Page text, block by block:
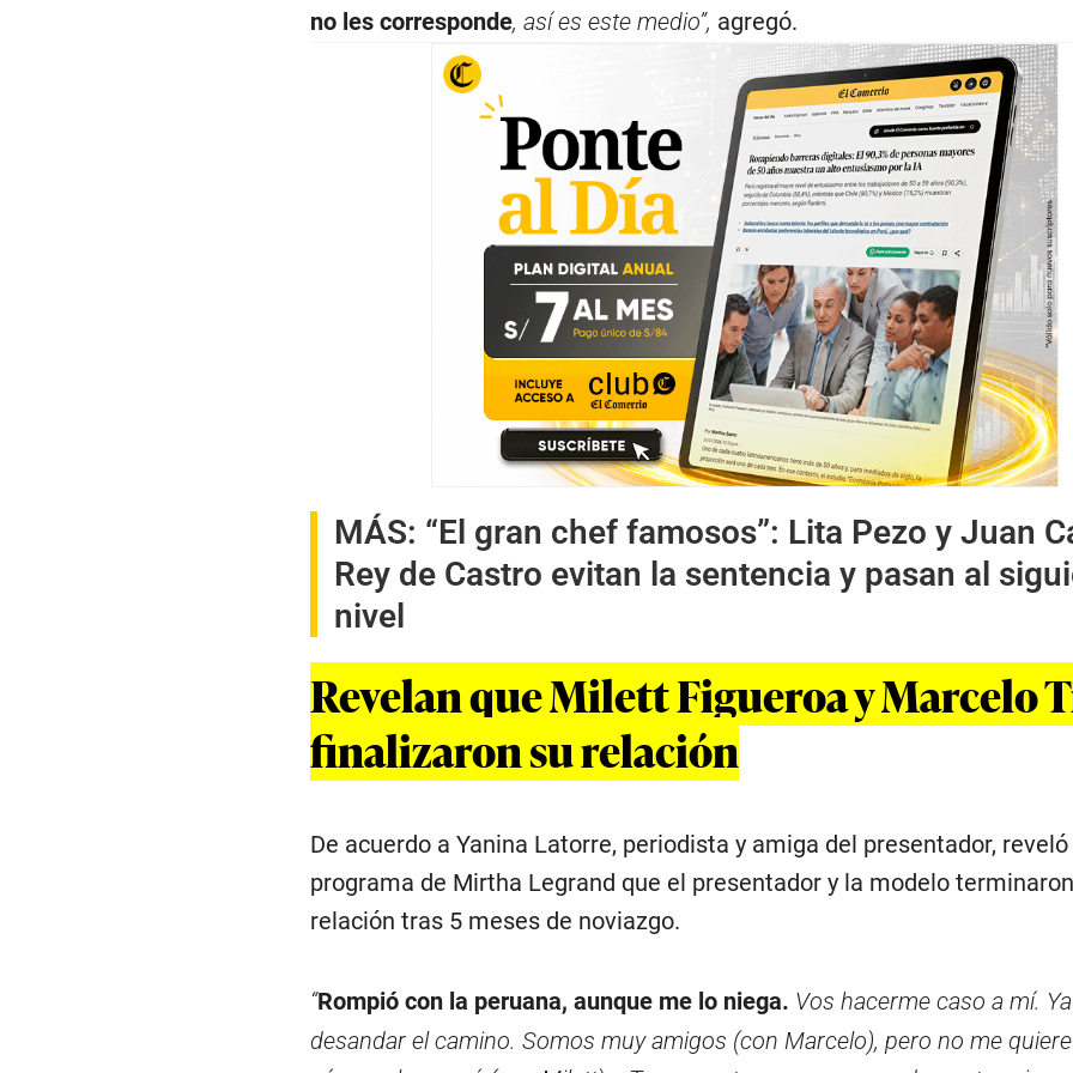
no les corresponde, así es este medio”, agregó.
MÁS: “El gran chef famosos”: Lita Pezo y Juan
Rey de Castro evitan la sentencia y pasan al
nivel
Revelan que Milett Figueroa y Marcelo
finalizaron su relación
De acuerdo a Yanina Latorre, periodista y amiga del presentador, reveló
programa de Mirtha Legrand que el presentador y la modelo
relación tras 5 meses de noviazgo.
“Rompió con la peruana, aunque me lo niega. Vos hacerme caso a mí.
desandar el camino. Somos muy amigos (con Marcelo), pero no me